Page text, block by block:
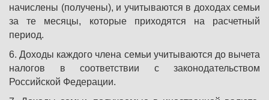
начислены (получены), и учитываются в доходах семьи
за те месяцы, которые приходятся на расчетный
период.
6. Доходы каждого члена семьи учитываются до вычета
налогов в соответствии с законодательством
Российской Федерации.